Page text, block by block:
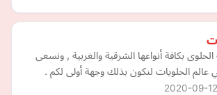
بكافة أنواعها الشرقية والغربية , ونسعى
عالم الحلويات لنكون بذلك وجهة أولى لكم .
2020-09-12